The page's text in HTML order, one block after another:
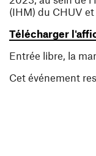
(IHM) du CHUV et
Télécharger
Entrée libre, la
Cet événement